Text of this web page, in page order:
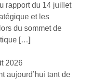
rapport du 14 juillet
et les
du sommet de
[…]
2026
aujourd’hui tant de